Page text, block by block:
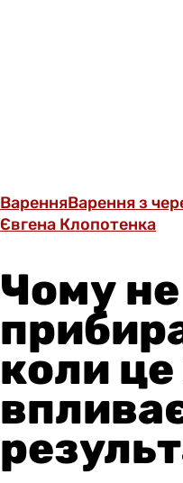
ВаренняВарення з
Євгена Клопотенка
Чому не
коли це